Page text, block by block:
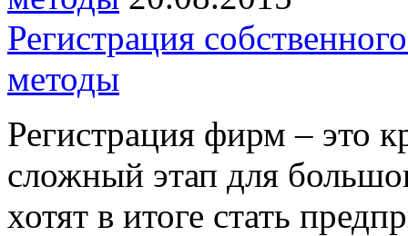
Регистрация
методы
Регистрация фирм – это
сложный этап для
хотят в итоге стать